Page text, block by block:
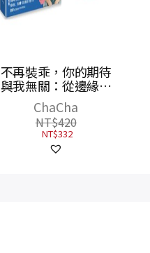
不再裝乖，你的期待
與我無關：從邊緣人
到大學教授，
ChaCha的勇闖美利
堅（限量贈
「ChaCha親繪恰比
貼紙組」）
ChaCha
NT$420
NT$332